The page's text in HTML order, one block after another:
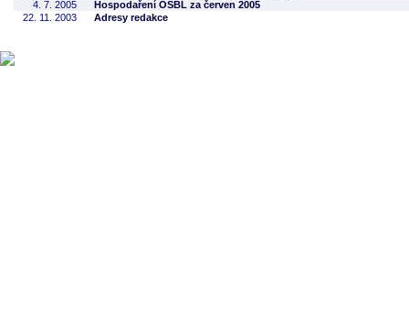
4. 7. 2005
Hospodaření OSBL za červen 2005
22. 11. 2003
Adresy redakce